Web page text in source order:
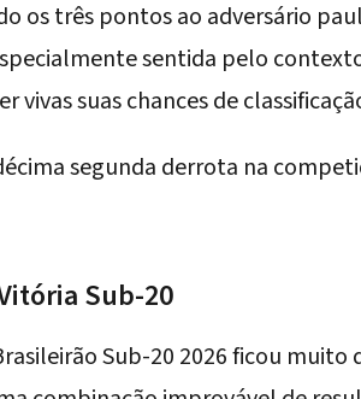
os três pontos ao adversário
sentida pelo
suas chances de
segunda derrota na
Sub-20
Sub-20 2026 ficou muito